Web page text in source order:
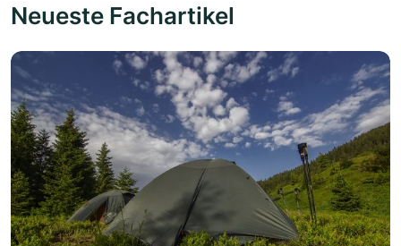
Neueste Fachartikel